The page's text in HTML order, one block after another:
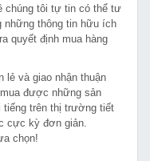
chúng tôi tự tin có thể tư
những thông tin hữu ích
quyết định mua hàng
lẻ và giao nhận thuận
được những sản
tiếng trên thị trường tiết
cực kỳ đơn giản.
chọn!